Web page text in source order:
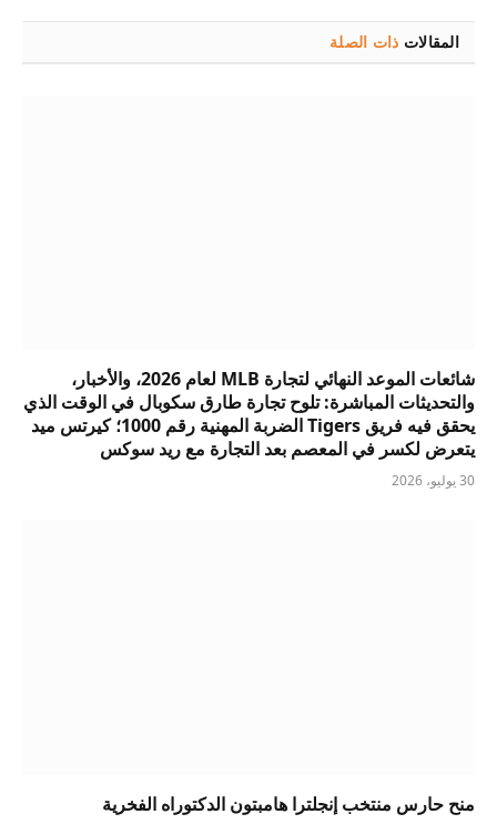
المقالات ذات الصلة
شائعات الموعد النهائي لتجارة MLB لعام 2026، والأخبار،
والتحديثات المباشرة: تلوح تجارة طارق سكوبال في الوقت الذي
يحقق فيه فريق Tigers الضربة المهنية رقم 1000؛ كيرتس ميد
يتعرض لكسر في المعصم بعد التجارة مع ريد سوكس
30 يوليو، 2026
منح حارس منتخب إنجلترا هامبتون الدكتوراه الفخرية